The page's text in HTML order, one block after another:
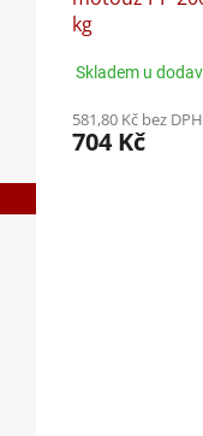
kg
Skladem u
581,80 Kč bez DPH
704 Kč